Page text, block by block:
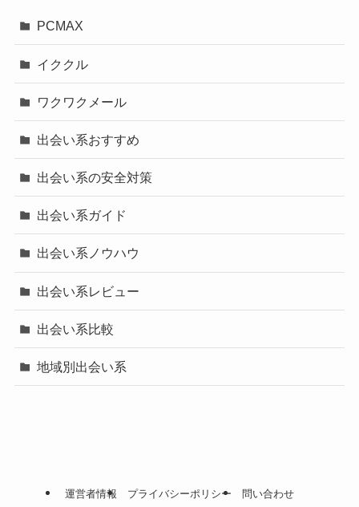
PCMAX
イククル
ワクワクメール
出会い系おすすめ
出会い系の安全対策
出会い系ガイド
出会い系ノウハウ
出会い系レビュー
出会い系比較
地域別出会い系
運営者情報 プライバシーポリシー 問い合わせ